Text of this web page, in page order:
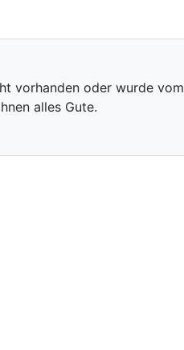
vorhanden oder wurde vom
alles Gute.